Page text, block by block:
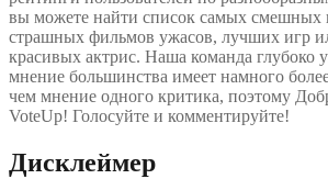
вы можете найти список самых смешных
страшных фильмов ужасов, лучших игр
красивых актрис. Наша команда глубоко
мнение большинства имеет намного
чем мнение одного критика, поэтому
VoteUp! Голосуйте и комментируйте!
Дисклеймер